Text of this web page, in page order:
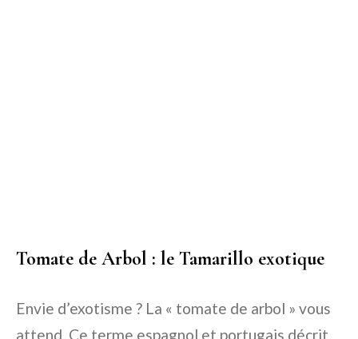
Tomate de Arbol : le Tamarillo exotique
Envie d’exotisme ? La « tomate de arbol » vous
attend. Ce terme espagnol et portugais décrit